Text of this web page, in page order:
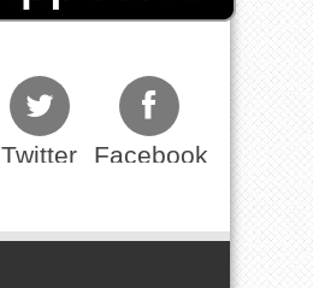
Twitter Facebook